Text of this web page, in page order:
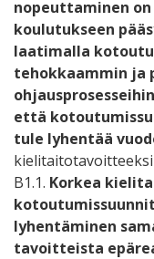
nopeuttaminen
koulutukseen
laatimalla
tehokkaammin ja
että
tule lyhentää
B1.1. Korkea
lyhentäminen
tavoitteista